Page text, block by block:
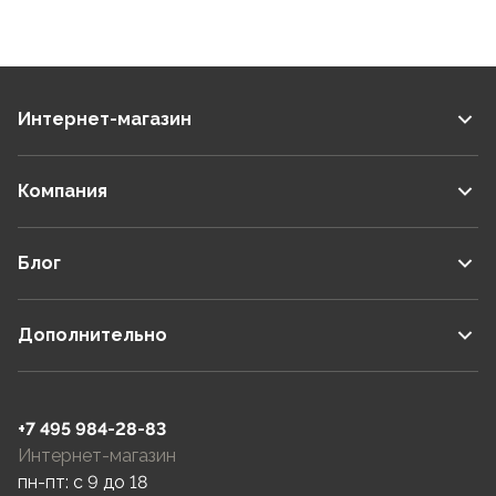
Интернет-магазин
Компания
Блог
Дополнительно
+7 495 984-28-83
Интернет-магазин
пн-пт: c 9 до 18